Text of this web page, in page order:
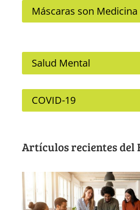
Máscaras son Medicina
Salud Mental
COVID-19
Artículos recientes del